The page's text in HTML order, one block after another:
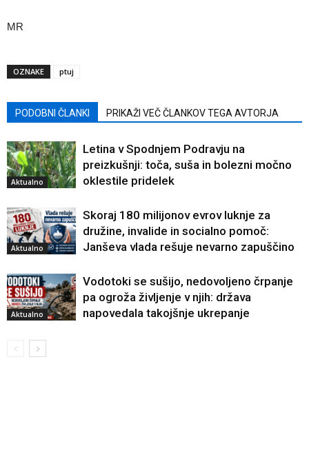
MR
OZNAKE ptuj
PODOBNI ČLANKI PRIKAŽI VEČ ČLANKOV TEGA AVTORJA
Aktualno
Letina v Spodnjem Podravju na
preizkušnji: toča, suša in bolezni močno
oklestile pridelek
Aktualno
Skoraj 180 milijonov evrov luknje za
družine, invalide in socialno pomoč:
Janševa vlada rešuje nevarno zapuščino
Aktualno
Vodotoki se sušijo, nedovoljeno črpanje
pa ogroža življenje v njih: država
napovedala takojšnje ukrepanje